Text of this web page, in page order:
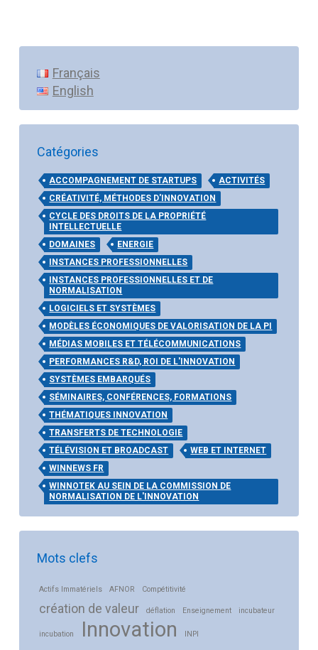
Français
English
Catégories
ACCOMPAGNEMENT DE STARTUPS
ACTIVITÉS
CRÉATIVITÉ, MÉTHODES D'INNOVATION
CYCLE DES DROITS DE LA PROPRIÉTÉ
INTELLECTUELLE
DOMAINES
ENERGIE
INSTANCES PROFESSIONNELLES
INSTANCES PROFESSIONNELLES ET DE
NORMALISATION
LOGICIELS ET SYSTÈMES
MODÈLES ÉCONOMIQUES DE VALORISATION DE LA PI
MÉDIAS MOBILES ET TÉLÉCOMMUNICATIONS
PERFORMANCES R&D, ROI DE L'INNOVATION
SYSTÈMES EMBARQUÉS
SÉMINAIRES, CONFÉRENCES, FORMATIONS
THÉMATIQUES INNOVATION
TRANSFERTS DE TECHNOLOGIE
TÉLÉVISION ET BROADCAST
WEB ET INTERNET
WINNEWS FR
WINNOTEK AU SEIN DE LA COMMISSION DE
NORMALISATION DE L'INNOVATION
Mots clefs
Actifs Immatériels AFNOR Compétitivité
création de valeur déflation Enseignement incubateur
incubation Innovation INPI